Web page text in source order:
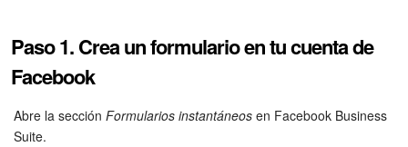
Grupos de trabajo
Tareas
Proyectos con IA
Paso 1. Crea un formulario en tu cuenta de
Facebook
Abre la sección Formularios instantáneos en Facebook Business
Suite.